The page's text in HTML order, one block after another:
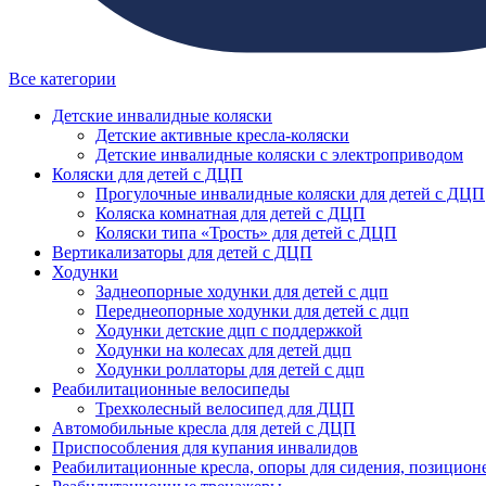
Все категории
Детские инвалидные коляски
Детские активные кресла-коляски
Детские инвалидные коляски с электроприводом
Коляски для детей с ДЦП
Прогулочные инвалидные коляски для детей с ДЦП
Коляска комнатная для детей с ДЦП
Коляски типа «Трость» для детей с ДЦП
Вертикализаторы для детей с ДЦП
Ходунки
Заднеопорные ходунки для детей с дцп
Переднеопорные ходунки для детей с дцп
Ходунки детские дцп с поддержкой
Ходунки на колесах для детей дцп
Ходунки роллаторы для детей с дцп
Реабилитационные велосипеды
Трехколесный велосипед для ДЦП
Автомобильные кресла для детей с ДЦП
Приспособления для купания инвалидов
Реабилитационные кресла, опоры для сидения,